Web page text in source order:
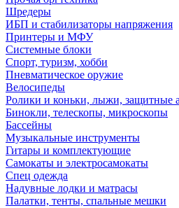
Шредеры
ИБП и стабилизаторы напряжения
Принтеры и МФУ
Системные блоки
Спорт, туризм, хобби
Пневматическое оружие
Велосипеды
Ролики и коньки, лыжи, защитные
Бинокли, телескопы, микроскопы
Бассейны
Музыкальные инструменты
Гитары и комплектующие
Самокаты и электросамокаты
Спец одежда
Надувные лодки и матрасы
Палатки, тенты, спальные мешки